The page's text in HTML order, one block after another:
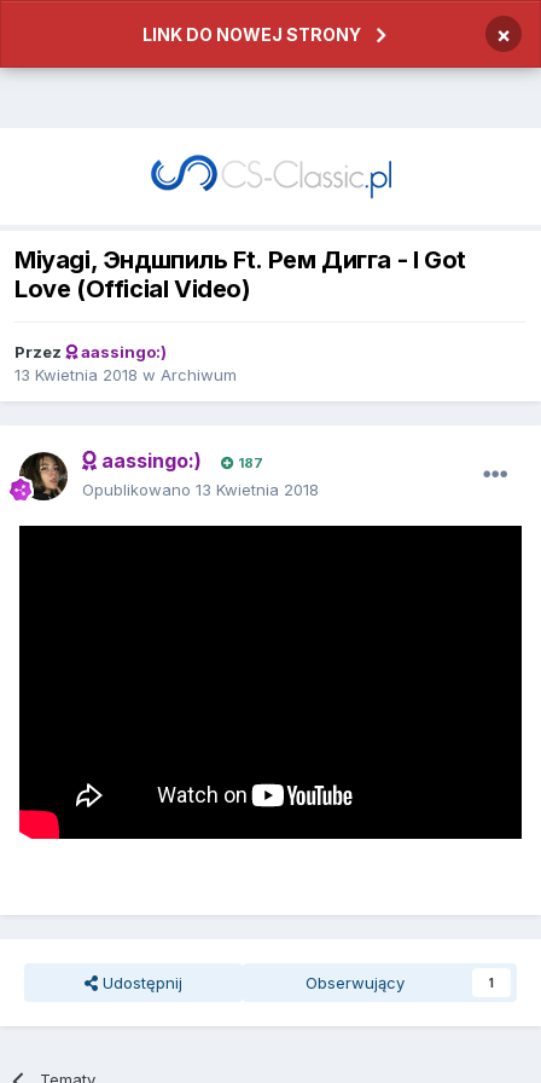
LINK DO NOWEJ STRONY ×
Miyagi, Эндшпиль Ft. Рем Дигга - I Got
Love (Official Video)
Przez
aassingo:)
13 Kwietnia 2018 w Archiwum
aassingo:) 187
Opublikowano 13 Kwietnia 2018
Udostępnij Obserwujący 1